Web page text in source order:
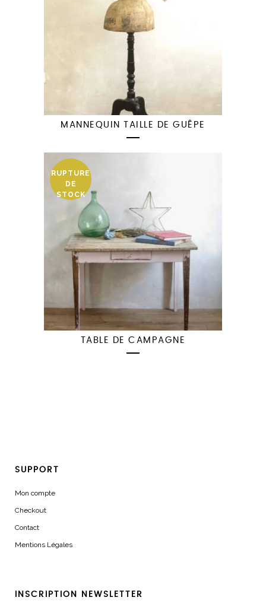
MANNEQUIN TAILLE DE GUÊPE
RUPTURE
DE
STOCK
TABLE DE CAMPAGNE
SUPPORT
Mon compte
Checkout
Contact
Mentions Légales
INSCRIPTION NEWSLETTER